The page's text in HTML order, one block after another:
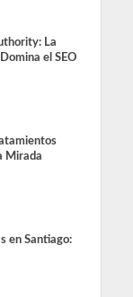
La
el SEO
Mirada
en Santiago: